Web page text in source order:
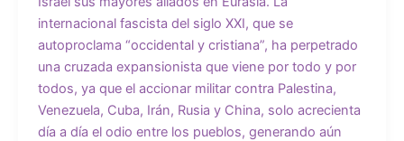
internacional fascista del siglo XXI, que se
autoproclama “occidental y cristiana”, ha perpetrado
una cruzada expansionista que viene por todo y por
todos, ya que el accionar militar contra Palestina,
Venezuela, Cuba, Irán, Rusia y China, solo acrecienta
día a día el odio entre los pueblos, generando aún